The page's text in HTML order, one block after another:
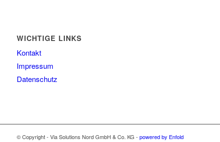
WICHTIGE LINKS
Kontakt
Impressum
Datenschutz
© Copyright - Via Solutions Nord GmbH & Co. KG - powered by Enfold